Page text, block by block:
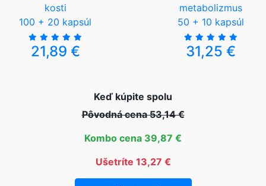
kosti
100 + 20 kapsúl
21,89 €
metabolizmus
50 + 10 kapsúl
31,25 €
Keď kúpite spolu
Pôvodná cena 53,14 €
Kombo cena 39,87 €
Ušetríte 13,27 €